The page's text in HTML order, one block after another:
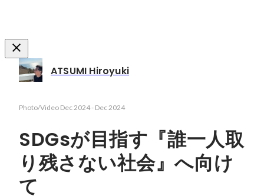
ATSUMI Hiroyuki
Photo/Video Dec 2024- Dec 2024
SDGsが目指す『誰一人取
り残さない社会』へ向け
て